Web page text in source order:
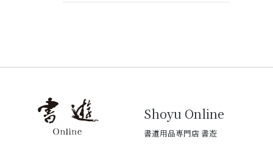
Shoyu Online
書道用品専門店 書遊